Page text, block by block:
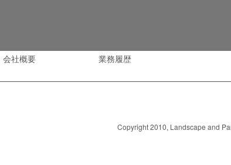
会社概要 業務履歴
Copyright 2010, Landscape and